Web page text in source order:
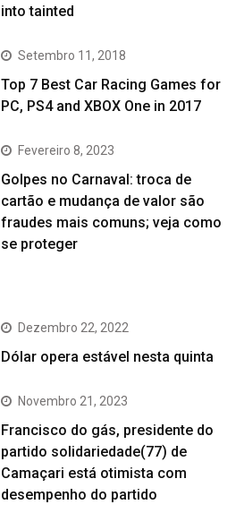
into tainted
Setembro 11, 2018
Top 7 Best Car Racing Games for
PC, PS4 and XBOX One in 2017
Fevereiro 8, 2023
Golpes no Carnaval: troca de
cartão e mudança de valor são
fraudes mais comuns; veja como
se proteger
Dezembro 22, 2022
Dólar opera estável nesta quinta
Novembro 21, 2023
Francisco do gás, presidente do
partido solidariedade(77) de
Camaçari está otimista com
desempenho do partido